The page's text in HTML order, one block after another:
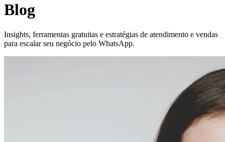
Blog
Insights, ferramentas gratuitas e estratégias de atendimento e vendas
para escalar seu negócio pelo WhatsApp.